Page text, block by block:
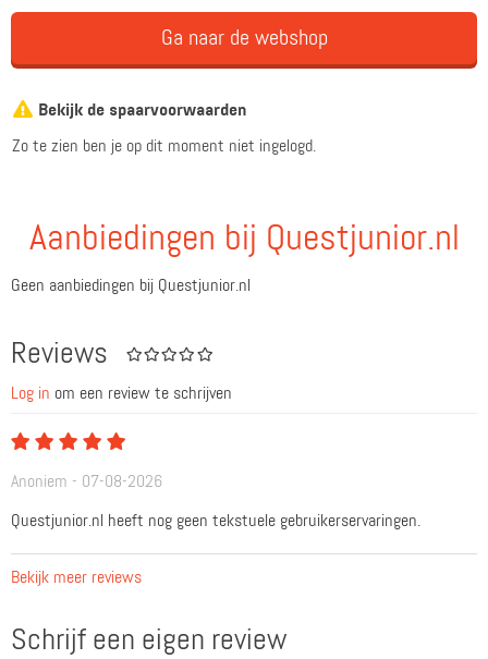
Ga naar de webshop
Bekijk de spaarvoorwaarden
Zo te zien ben je op dit moment niet ingelogd.
Aanbiedingen bij Questjunior.nl
Geen aanbiedingen bij Questjunior.nl
Reviews
Log in om een review te schrijven
Anoniem - 07-08-2026
Questjunior.nl heeft nog geen tekstuele gebruikerservaringen.
Bekijk meer reviews
Schrijf een eigen review